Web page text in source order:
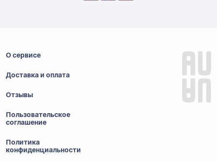
О сервисе
Доставка и оплата
Отзывы
Пользовательское
соглашение
Политика
конфиденциальности